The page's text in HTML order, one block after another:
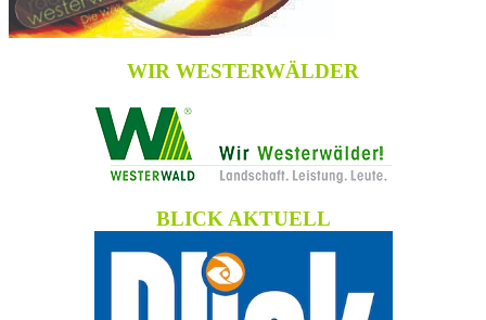
WIR WESTERWÄLDER
BLICK AKTUELL